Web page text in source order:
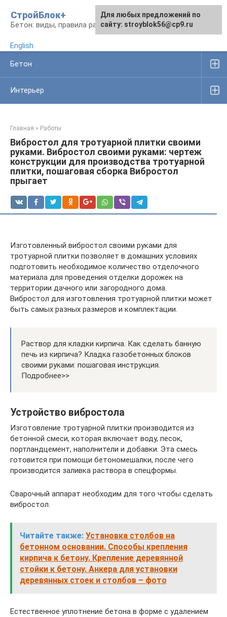
контенту
СтройБлок+
Бетон: виды, правила работы, изделия
English
Бетон
Интерьер
Главная » Работы
Вибростол для тротуарной плитки своими
руками. Вибростол своими руками: чертеж
конструкции для производства тротуарной
плитки, пошаговая сборка Вибростол
прыгает
Изготовленный вибростол своими руками для
тротуарной плитки позволяет в домашних условиях
подготовить необходимое количество отделочного
материала для проведения отделки дорожек на
территории дачного или загородного дома.
Вибростол для изготовления тротуарной плитки может
быть самых разных размеров и комплектации.
Раствор для кладки кирпича. Как сделать банную
печь из кирпича? Кладка газобетонных блоков
своими руками: пошаговая инструкция.
Подробнее>>
Устройство вибростола
Изготовление тротуарной плитки производится из
бетонной смеси, которая включает воду, песок,
портландцемент, наполнители и добавки. Эта смесь
готовится при помощи бетономешалки, после чего
производится заливка раствора в спецформы.
Сварочный аппарат необходим для того чтобы сделать
вибростол.
Читайте также: Установка столбов на
бетонном основании. Способы крепления
кирпича к бетону. Крепление деревянной
стойки к бетону. Анкера для установки
деревянных стоек и столбов – фото
Естественное уплотнение бетона в форме с удалением
Для любых предложений по
сайту: stroyblok56@cp9.ru
Для любых предложений по
сайту: stroyblok56@cp9.ru